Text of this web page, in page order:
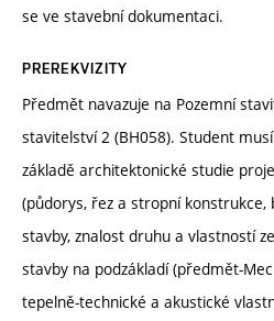
se ve stavební dokumentaci.
PREREKVIZITY
Předmět navazuje na Pozemní
stavitelství 2 (BH058). Student
základě architektonické studie
(půdorys, řez a stropní konstrukce,
stavby, znalost druhu a vlastností
stavby na podzákladí (předmět-
tepelně-technické a akustické